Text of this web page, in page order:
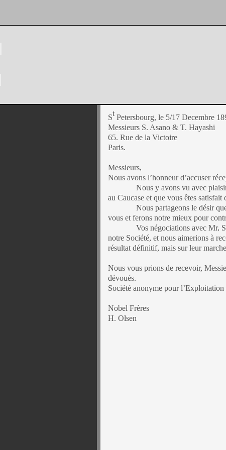
StPetersbourg, le 5/17 Decembre
Messieurs S. Asano & T. Hayashi
65. Rue de la Victoire
Paris.
Messieurs,
Nous avons l’honneur d’accuser
Nous y avons vu avec plaisir
au Caucase et que vous êtes
Nous partageons le désir que
vous et ferons notre mieux pour
Vos négociations avec Mr.
notre Société, et nous aimerions à
résultat définitif, mais sur leur
Nous vous prions de recevoir,
dévoués.
Société anonyme pour
Nobel Frères
H. Olsen